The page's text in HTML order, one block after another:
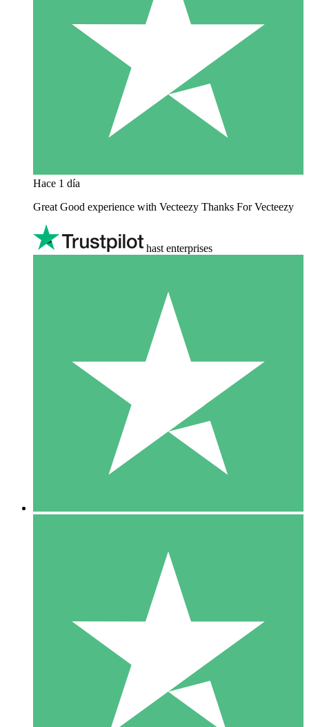
Hace 1 día
Great Good experience with Vecteezy Thanks For Vecteezy
hast enterprises